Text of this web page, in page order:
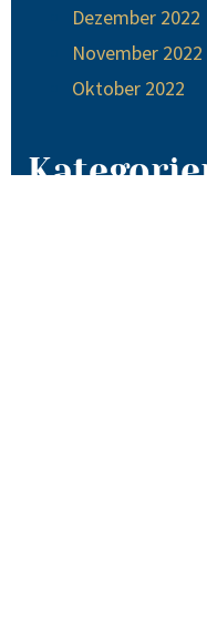
Dezember 2022
November 2022
Oktober 2022